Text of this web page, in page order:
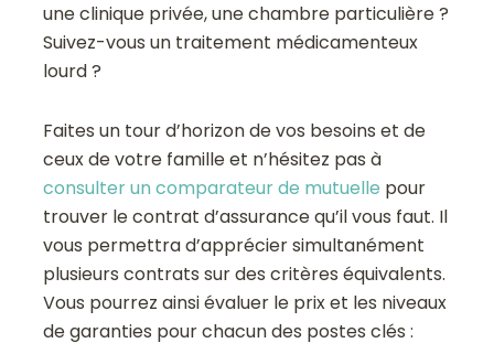
une clinique privée, une chambre particulière ?
Suivez-vous un traitement médicamenteux
lourd ?
Faites un tour d’horizon de vos besoins et de
ceux de votre famille et n’hésitez pas à
consulter un comparateur de mutuelle pour
trouver le contrat d’assurance qu’il vous faut. Il
vous permettra d’apprécier simultanément
plusieurs contrats sur des critères équivalents.
Vous pourrez ainsi évaluer le prix et les niveaux
de garanties pour chacun des postes clés :